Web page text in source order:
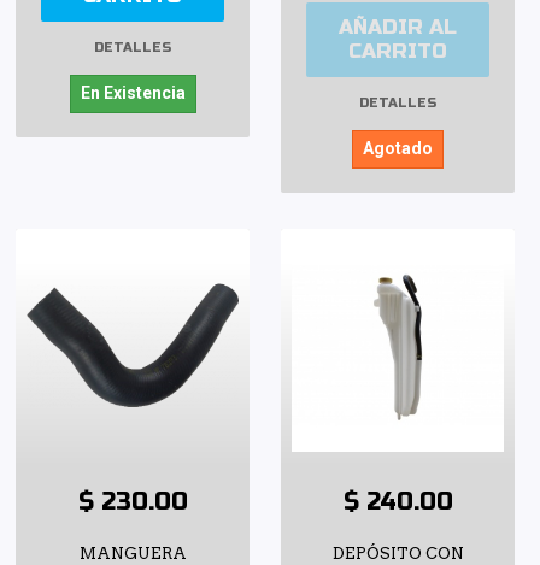
DETALLES
En Existencia
AÑADIR AL
CARRITO
DETALLES
Agotado
$ 230.00
MANGUERA
$ 240.00
DEPÓSITO CON